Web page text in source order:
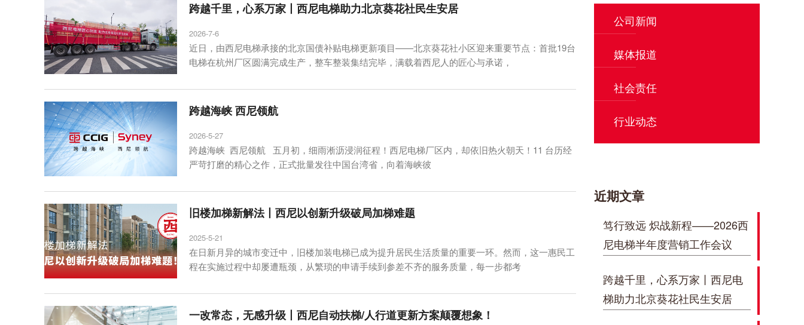
跨越千里，心系万家丨西尼电梯助力北京葵花社民生安居
2026-7-6
近日，由西尼电梯承接的北京国债补贴电梯更新项目——北京葵花社小区迎来重要节点：首批19台
电梯在杭州厂区圆满完成生产，整车整装集结完毕，满载着西尼人的匠心与承诺，
跨越海峡 西尼领航
2026-5-27
跨越海峡 西尼领航 五月初，细雨淅沥浸润征程！西尼电梯厂区内，却依旧热火朝天！11 台历经
严苛打磨的精心之作，正式批量发往中国台湾省，向着海峡彼
旧楼加梯新解法丨西尼以创新升级破局加梯难题
2025-5-21
在日新月异的城市变迁中，旧楼加装电梯已成为提升居民生活质量的重要一环。然而，这一惠民工
程在实施过程中却屡遭瓶颈，从繁琐的申请手续到参差不齐的服务质量，每一步都考
一改常态，无感升级丨西尼自动扶梯/人行道更新方案颠覆想象！
公司新闻
媒体报道
社会责任
行业动态
近期文章
笃行致远 炽战新程——2026西
尼电梯半年度营销工作会议
跨越千里，心系万家丨西尼电
梯助力北京葵花社民生安居